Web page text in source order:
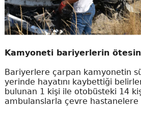
Kamyoneti bariyerlerin
Bariyerlere çarpan kamyonetin
yerinde hayatını kaybettiği
bulunan 1 kişi ile otobüsteki 14
ambulanslarla çevre hastanelere